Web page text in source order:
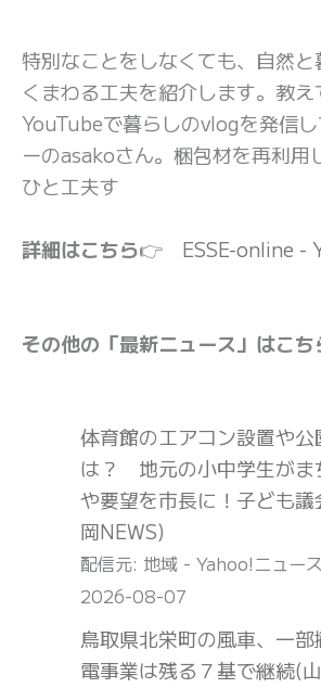
特別なことをしなくても、自然と
くまわる工夫を紹介します。教え
YouTubeで暮らしのvlogを発信
ーのasakoさん。梱包材を再利用
ひと工夫す
詳細はこちら👉 ESSE-online -
その他の「最新ニュース」はこち
体育館のエアコン設置や
は？ 地元の小中学生がま
や要望を市長に！子ども
岡NEWS)
配信元: 地域 - Yahoo!ニュース
2026-08-07
鳥取県北栄町の風車、一
電事業は残る７基で継続(